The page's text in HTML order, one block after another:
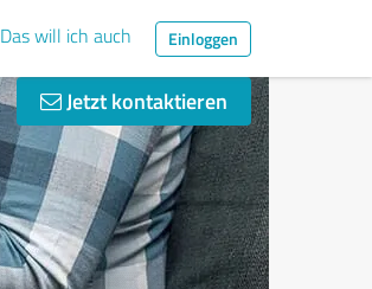
Das will ich auch Einloggen
Jetzt kontaktieren